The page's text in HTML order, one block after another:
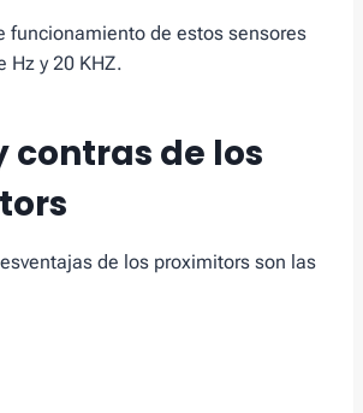
funcionamiento de estos sensores
Hz y 20 KHZ.
contras de los
de los proximitors son las